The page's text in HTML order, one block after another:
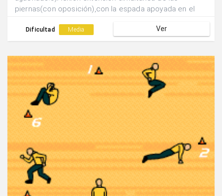
piernas(con oposición),con la espada apoyada en el
cintura.Realizar 2 Vueltas completas al circuito:1ª)30”
de acción 30” de recuperación.2ª)20” de acción 40” de
Dificultad Media Ver